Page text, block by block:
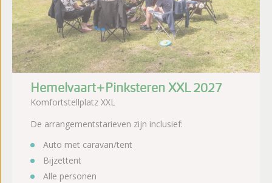
Hemelvaart+Pinksteren XXL 2027
Komfortstellplatz XXL
De arrangementstarieven zijn inclusief:
Auto met caravan/tent
Bijzettent
Alle personen